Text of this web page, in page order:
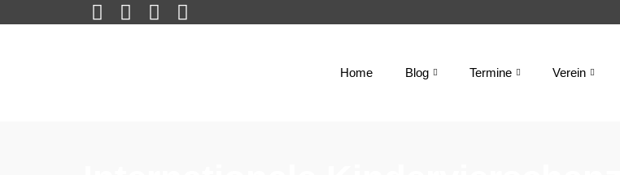
Home Blog Termine Verein